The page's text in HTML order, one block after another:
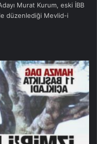
Murat Kurum, eski İBB
düzenlediği Mevlid-i